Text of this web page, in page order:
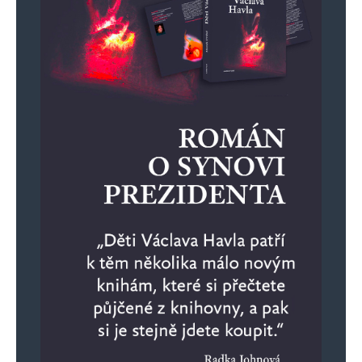
nepotřebujem – umíme vydělat na to co
chceme)…
dále:
fakt nevím čím nás ten stát podporoval (za
žádnou podporu neřekli – ale jestli nám
někdo něco daruje = darovanému koni na
zuby nehleď že… a von by se fakt hodil –
Mladé rodiny no jo no … my jsme si to dítě
holt pořídili až později… postavený dům,
jasná práce… kdyby jsme se ožrali první noc
a vono se něco událo tak nějak samospádem